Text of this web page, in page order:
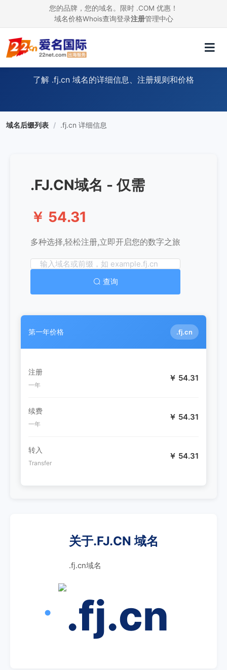
您的品牌，您的域名。限时 .COM 优惠！
域名价格Whois查询登录注册管理中心
.FJ.CN 域名信息
了解 .fj.cn 域名的详细信息、注册规则和价格
域名后缀列表 / .fj.cn 详细信息
.FJ.CN域名 - 仅需
￥ 54.31
多种选择,轻松注册,立即开启您的数字之旅
查询
第一年价格 .fj.cn
注册
一年
￥ 54.31
续费
一年
￥ 54.31
转入
Transfer
￥ 54.31
关于.FJ.CN 域名
.fj.cn域名